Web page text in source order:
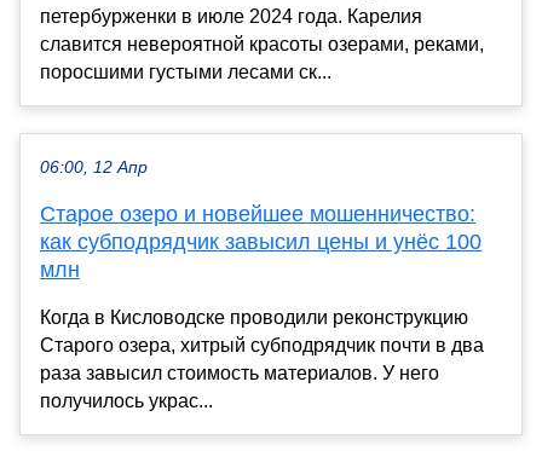
петербурженки в июле 2024 года. Карелия
славится невероятной красоты озерами, реками,
поросшими густыми лесами ск...
06:00, 12 Апр
Старое озеро и новейшее мошенничество:
как субподрядчик завысил цены и унёс 100
млн
Когда в Кисловодске проводили реконструкцию
Старого озера, хитрый субподрядчик почти в два
раза завысил стоимость материалов. У него
получилось украс...